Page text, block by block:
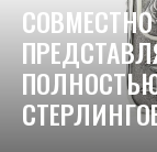
СОВМЕСТНО